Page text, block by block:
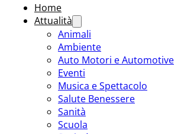
Home
Attualità
Animali
Ambiente
Auto Motori e Automotive
Eventi
Musica e Spettacolo
Salute Benessere
Sanità
Scuola